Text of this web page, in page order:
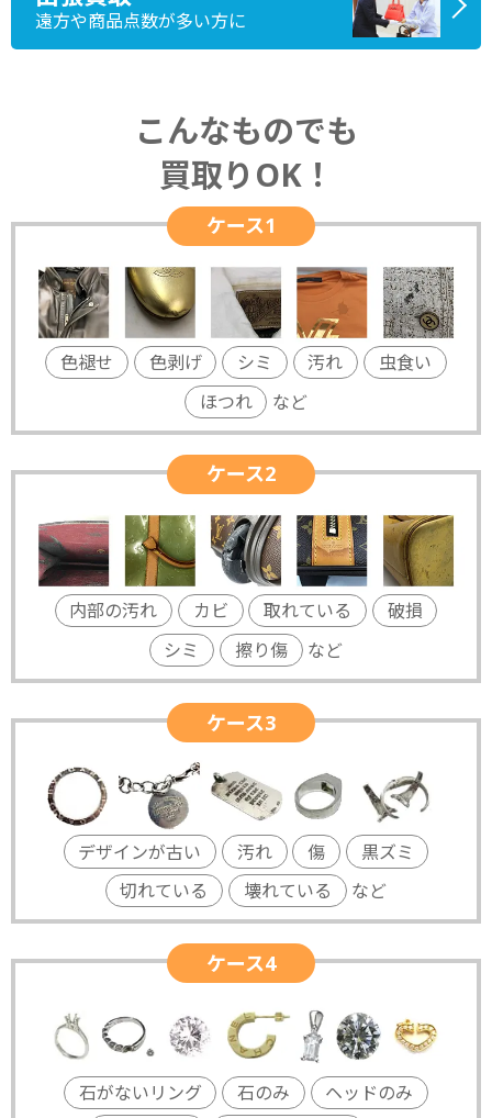
遠方や商品点数が多い方に
こんなものでも
買取りOK！
ケース1
色褪せ 色剥げ シミ 汚れ
虫食い
ほつれ
など
ケース2
内部の汚れ カビ 取れている
破損
シミ
擦り傷 など
ケース3
デザインが古い 汚れ 傷
黒ズミ
切れている
壊れている など
ケース4
石がないリング 石のみ
ヘッドのみ